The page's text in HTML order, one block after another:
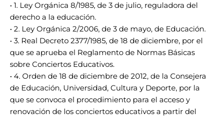
• 1. Ley Orgánica 8/1985, de 3 de julio, reguladora del
derecho a la educación.
• 2. Ley Orgánica 2/2006, de 3 de mayo, de Educación.
• 3. Real Decreto 2377/1985, de 18 de diciembre, por el
que se aprueba el Reglamento de Normas Básicas
sobre Conciertos Educativos.
• 4. Orden de 18 de diciembre de 2012, de la Consejera
de Educación, Universidad, Cultura y Deporte, por la
que se convoca el procedimiento para el acceso y
renovación de los conciertos educativos a partir del